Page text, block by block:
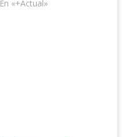
En «+Actual»